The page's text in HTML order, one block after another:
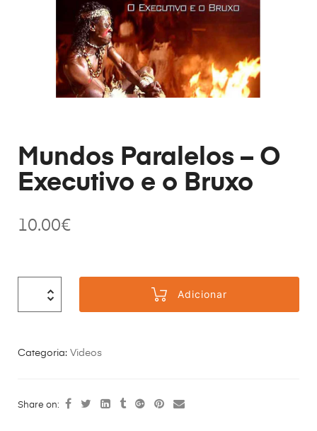
Mundos Paralelos – O
Executivo e o Bruxo
10.00€
Adicionar
Categoria: Videos
Share on: